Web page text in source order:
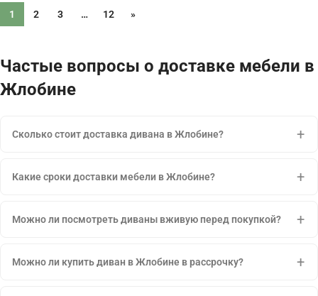
1 2 3 … 12 »
Частые вопросы о доставке мебели в
Жлобине
Сколько стоит доставка дивана в Жлобине?
Какие сроки доставки мебели в Жлобине?
Можно ли посмотреть диваны вживую перед покупкой?
Можно ли купить диван в Жлобине в рассрочку?